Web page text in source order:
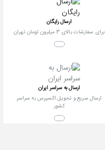
ارسال رایگان
برای سفارشات بالای 3 میلیون تومان تهران
ارسال به سراسر ایران
ارسال سریع و تحویل اکسپرس به سراسر
کشور